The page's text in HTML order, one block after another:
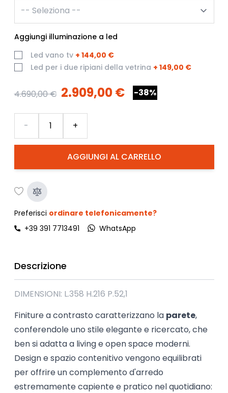
Aggiungi illuminazione a led
Led vano tv + 144,00 €
Led per i due ripiani della vetrina + 149,00 €
4.690,00 € 2.909,00 € -38%
AGGIUNGI AL CARRELLO
- +
Preferisci ordinare telefonicamente?
+39 391 7713491
WhatsApp
Descrizione
DIMENSIONI: L.358 H.216 P.52,1
Finiture a contrasto caratterizzano la parete,
conferendole uno stile elegante e ricercato, che
ben si adatta a living e open space moderni.
Design e spazio contenitivo vengono equilibrati
per offrire un complemento d'arredo
estremamente capiente e pratico nel quotidiano: